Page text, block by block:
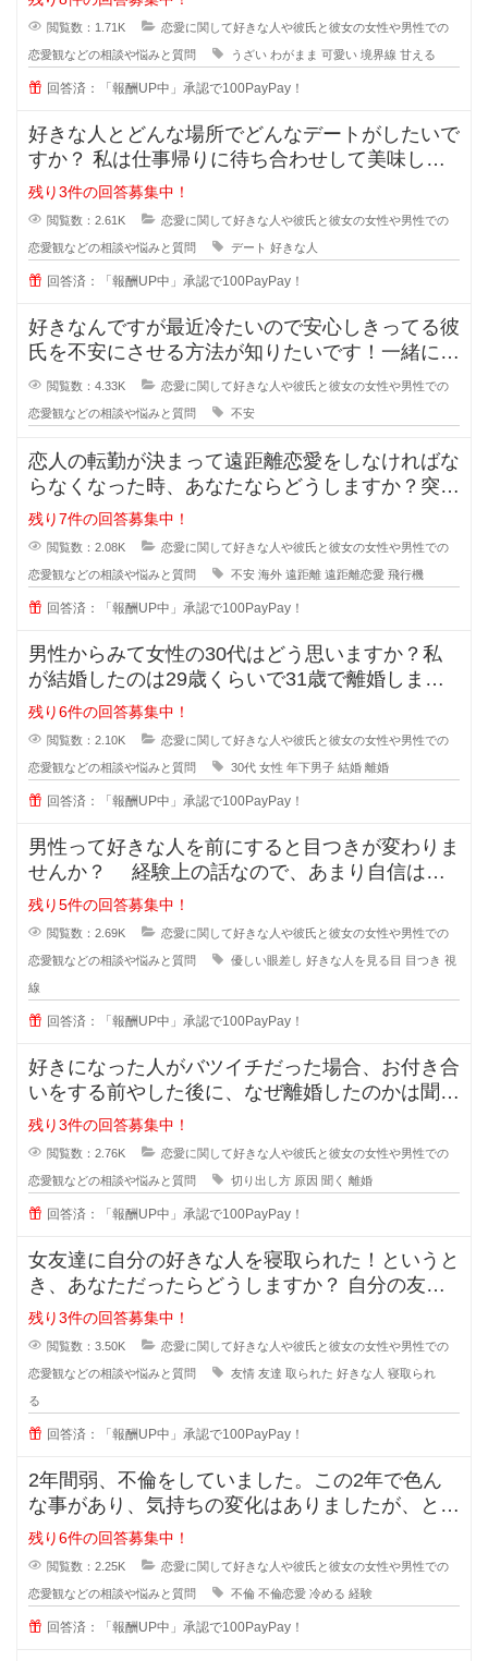
閲覧数：1.71K 恋愛に関して好きな人や彼氏と彼女の女性や男性での
恋愛観などの相談や悩みと質問 うざい わがまま 可愛い 境界線 甘える
回答済：「報酬UP中」承認で100PayPay！
好きな人とどんな場所でどんなデートがしたいで
すか？ 私は仕事帰りに待ち合わせして美味しい
ものを一緒に食べながら時間を過ご
残り3件の回答募集中！
閲覧数：2.61K 恋愛に関して好きな人や彼氏と彼女の女性や男性での
恋愛観などの相談や悩みと質問 デート 好きな人
回答済：「報酬UP中」承認で100PayPay！
好きなんですが最近冷たいので安心しきってる彼
氏を不安にさせる方法が知りたいです！一緒にい
るのが当たり前になってしまってる
閲覧数：4.33K 恋愛に関して好きな人や彼氏と彼女の女性や男性での
恋愛観などの相談や悩みと質問 不安
恋人の転勤が決まって遠距離恋愛をしなければな
らなくなった時、あなたならどうしますか？突然
恋人の転勤が決まって遠距離に..
残り7件の回答募集中！
閲覧数：2.08K 恋愛に関して好きな人や彼氏と彼女の女性や男性での
恋愛観などの相談や悩みと質問 不安 海外 遠距離 遠距離恋愛 飛行機
回答済：「報酬UP中」承認で100PayPay！
男性からみて女性の30代はどう思いますか？私
が結婚したのは29歳くらいで31歳で離婚しまし
たが、30歳の誕生日の時に元旦
残り6件の回答募集中！
閲覧数：2.10K 恋愛に関して好きな人や彼氏と彼女の女性や男性での
恋愛観などの相談や悩みと質問 30代 女性 年下男子 結婚 離婚
回答済：「報酬UP中」承認で100PayPay！
男性って好きな人を前にすると目つきが変わりま
せんか？ 経験上の話なので、あまり自信はな
いのですが... なんというか、
残り5件の回答募集中！
閲覧数：2.69K 恋愛に関して好きな人や彼氏と彼女の女性や男性での
恋愛観などの相談や悩みと質問 優しい眼差し 好きな人を見る目 目つき 視
線
回答済：「報酬UP中」承認で100PayPay！
好きになった人がバツイチだった場合、お付き合
いをする前やした後に、なぜ離婚したのかは聞き
ますか？ 離婚した原因を聞
残り3件の回答募集中！
閲覧数：2.76K 恋愛に関して好きな人や彼氏と彼女の女性や男性での
恋愛観などの相談や悩みと質問 切り出し方 原因 聞く 離婚
回答済：「報酬UP中」承認で100PayPay！
女友達に自分の好きな人を寝取られた！というと
き、あなただったらどうしますか？ 自分の友達
に好きな人の話をするのは女
残り3件の回答募集中！
閲覧数：3.50K 恋愛に関して好きな人や彼氏と彼女の女性や男性での
恋愛観などの相談や悩みと質問 友情 友達 取られた 好きな人 寝取られ
る
回答済：「報酬UP中」承認で100PayPay！
2年間弱、不倫をしていました。この2年で色ん
な事があり、気持ちの変化はありましたが、とに
かく彼の事が大好きで一緒にいれる
残り6件の回答募集中！
閲覧数：2.25K 恋愛に関して好きな人や彼氏と彼女の女性や男性での
恋愛観などの相談や悩みと質問 不倫 不倫恋愛 冷める 経験
回答済：「報酬UP中」承認で100PayPay！